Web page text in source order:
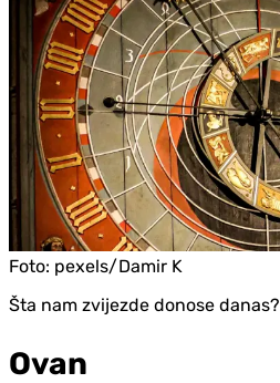
Foto: pexels/Damir K
Šta nam zvijezde donose danas?
Ovan